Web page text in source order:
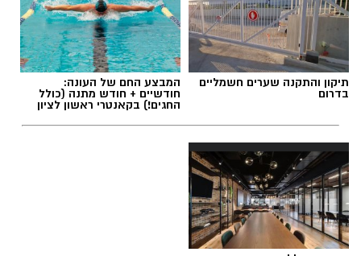
תיקון והתקנה שערים חשמליים
בדרום
המבצע החם של העונה:
חודשיים + חודש מתנה (כולל
החגים!) בקאנטרי ראשון לציון